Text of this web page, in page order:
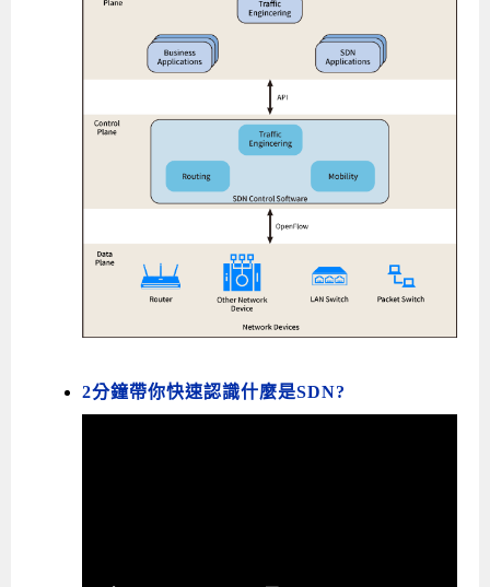
2分鐘帶你快速認識什麼是SDN?